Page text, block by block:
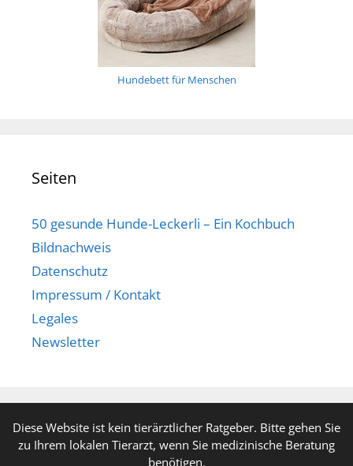
Hundebett für Menschen
Seiten
50 gesunde Hunde-Leckerli – Ein Kochbuch
Bildnachweis
Datenschutz
Impressum / Kontakt
Legales
Newsletter
Diese Website ist kein tierärztlicher Ratgeber. Bitte gehen Sie
zu Ihrem lokalen Tierarzt, wenn Sie medizinische Beratung
benötigen.